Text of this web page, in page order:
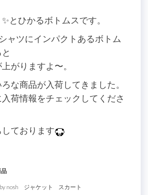
とひかるボトムスです。
ャツにインパクトあるボトム
がりますよ〜。
な商品が入荷してきました。
荷情報をチェックしてくださ
ております
nosh ジャケット スカート